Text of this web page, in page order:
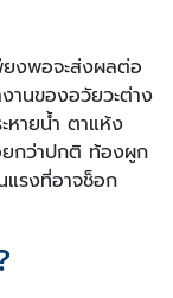
ยงพอจะส่งผลต่อ
งานของอวัยวะต่าง
หายน้ำ ตาแห้ง
กว่าปกติ ท้องผูก
แรงที่อาจช็อก